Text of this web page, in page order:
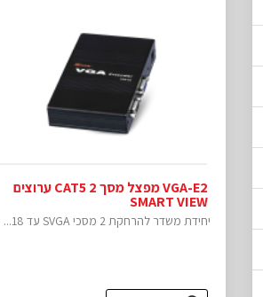
VGA-E2 מפצל מסך CAT5 2 ערוצים
SMART VIEW
יחידת משדר להרחקת 2 מסכי SVGA עד 18...